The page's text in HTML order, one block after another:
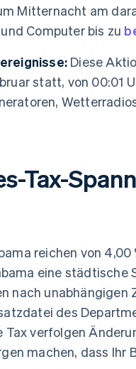
Mitternacht am
Computer bis zu
Diese
statt, von 00:01
Tax-
reichen von 4,00
eine städtische
nach unabhängigen
des
Tax verfolgen
machen, dass Ihr